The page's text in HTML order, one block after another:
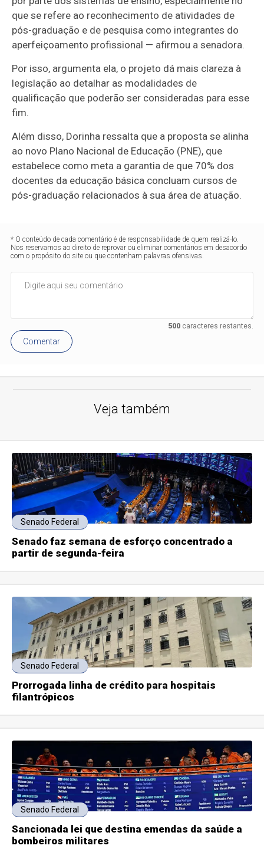
que se refere ao reconhecimento de atividades de
pós-graduação e de pesquisa como integrantes do
aperfeiçoamento profissional — afirmou a senadora.
Por isso, argumenta ela, o projeto dá mais clareza à
legislação ao detalhar as modalidades de
qualificação que poderão ser consideradas para esse
fim.
Além disso, Dorinha ressalta que a proposta se alinha
ao novo Plano Nacional de Educação (PNE), que
estabelece como meta a garantia de que 70% dos
docentes da educação básica concluam cursos de
pós-graduação relacionados à sua área de atuação.
* O conteúdo de cada comentário é de responsabilidade de quem realizá-lo.
Nos reservamos ao direito de reprovar ou eliminar comentários em desacordo
com o propósito do site ou que contenham palavras ofensivas.
500caracteres restantes.
Comentar
Veja também
Senado Federal
Senado faz semana de esforço concentrado a
partir de segunda-feira
Senado Federal
Prorrogada linha de crédito para hospitais
filantrópicos
Senado Federal
Sancionada lei que destina emendas da saúde a
bombeiros militares